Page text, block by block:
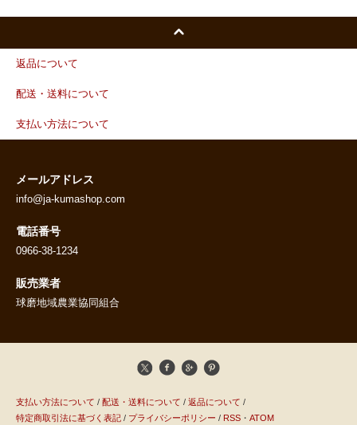
返品について
配送・送料について
支払い方法について
メールアドレス
info@ja-kumashop.com
電話番号
0966-38-1234
販売業者
球磨地域農業協同組合
支払い方法について / 配送・送料について / 返品について /
特定商取引法に基づく表記 / プライバシーポリシー / RSS ・ ATOM